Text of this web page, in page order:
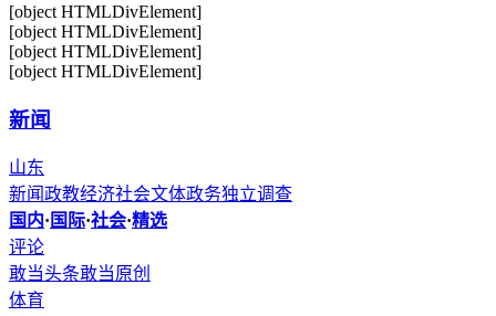
[object HTMLDivElement]
[object HTMLDivElement]
[object HTMLDivElement]
[object HTMLDivElement]
新闻
山东
新闻政教经济社会文体政务独立调查
国内· 国际·社会·精选
评论
敢当头条敢当原创
体育